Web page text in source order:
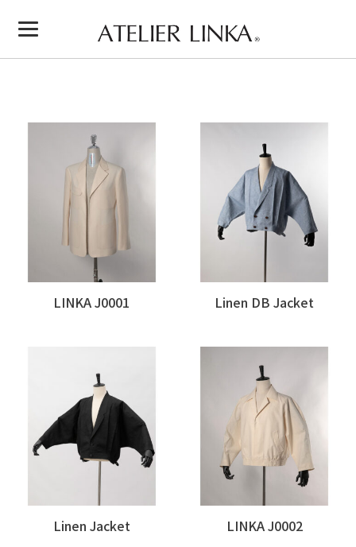
LINKA J0001 Linen DB Jacket
Linen Jacket LINKA J0002